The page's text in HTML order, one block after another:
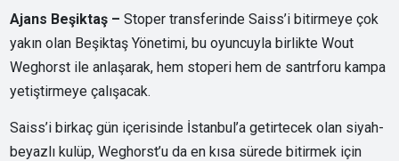
Ajans Beşiktaş – Stoper transferinde Saiss’i bitirmeye çok
yakın olan Beşiktaş Yönetimi, bu oyuncuyla birlikte Wout
Weghorst ile anlaşarak, hem stoperi hem de santrforu kampa
yetiştirmeye çalışacak.
Saiss’i birkaç gün içerisinde İstanbul’a getirtecek olan siyah-
beyazlı kulüp, Weghorst’u da en kısa sürede bitirmek için